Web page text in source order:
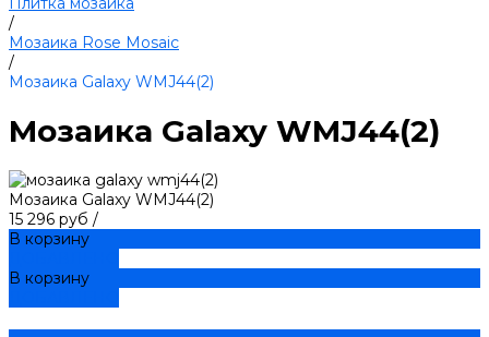
/
Мозаика Rose Mosaic
/
Мозаика Galaxy WMJ44(2)
Мозаика Galaxy WMJ44(2)
Мозаика Galaxy WMJ44(2)
15 296 руб /
В корзину
В корзину